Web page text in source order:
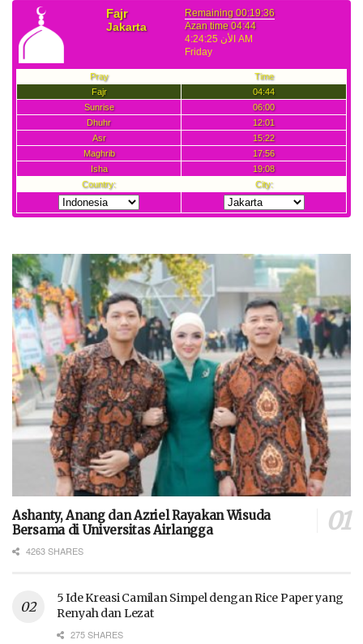
Ashanty, Anang dan Azriel Rayakan Wisuda
Bersama di Universitas Airlangga
4263 SHARES
5 Ide Kreasi Camilan Simpel dengan Rice Paper yang
Renyah dan Lezat
275 SHARES